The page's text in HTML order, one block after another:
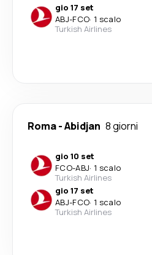
gio 17 set
ABJ-FCO· 1 scalo
Turkish Airlines
Roma-Abidjan 8 giorni
gio 10 set
FCO-ABJ· 1 scalo
Turkish Airlines
gio 17 set
ABJ-FCO· 1 scalo
Turkish Airlines